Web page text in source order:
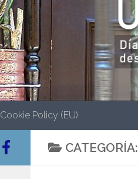
Cookie Policy (EU)
CATEGORÍA: